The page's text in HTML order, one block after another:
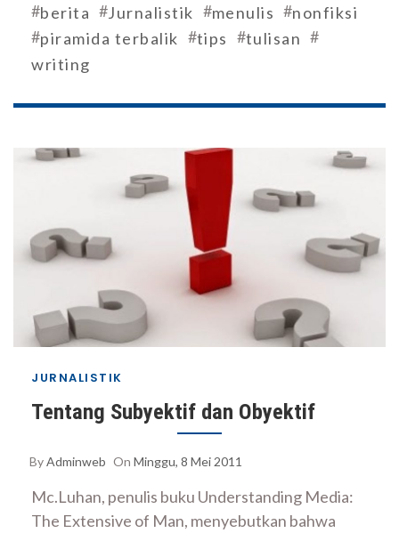
#berita #Jurnalistik #menulis #nonfiksi
#piramida terbalik #tips #tulisan #
writing
JURNALISTIK
Tentang Subyektif dan Obyektif
ByAdminweb On Minggu, 8 Mei 2011
Mc.Luhan, penulis buku Understanding Media:
The Extensive of Man, menyebutkan bahwa